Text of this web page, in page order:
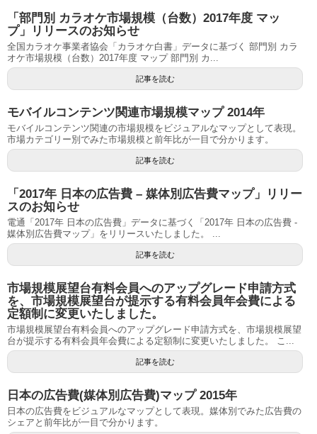
「部門別 カラオケ市場規模（台数）2017年度 マッ
プ」リリースのお知らせ
全国カラオケ事業者協会「カラオケ白書」データに基づく 部門別 カラ
オケ市場規模（台数）2017年度 マップ 部門別 カ...
記事を読む
モバイルコンテンツ関連市場規模マップ 2014年
モバイルコンテンツ関連の市場規模をビジュアルなマップとして表現。
市場カテゴリー別でみた市場規模と前年比が一目で分かります。
記事を読む
「2017年 日本の広告費 – 媒体別広告費マップ」リリー
スのお知らせ
電通「2017年 日本の広告費」データに基づく「2017年 日本の広告費 -
媒体別広告費マップ」をリリースいたしました。 ...
記事を読む
市場規模展望台有料会員へのアップグレード申請方式
を、市場規模展望台が提示する有料会員年会費による
定額制に変更いたしました。
市場規模展望台有料会員へのアップグレード申請方式を、市場規模展望
台が提示する有料会員年会費による定額制に変更いたしました。 こ...
記事を読む
日本の広告費(媒体別広告費)マップ 2015年
日本の広告費をビジュアルなマップとして表現。媒体別でみた広告費の
シェアと前年比が一目で分かります。